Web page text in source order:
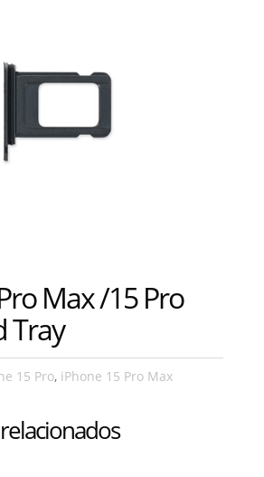
Max /15 Pro
Tray
15 Pro, iPhone 15 Pro Max